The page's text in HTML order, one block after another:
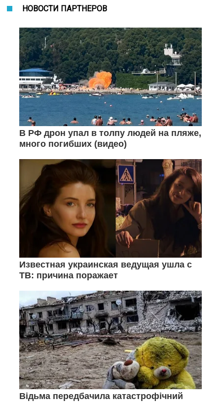
НОВОСТИ ПАРТНЕРОВ